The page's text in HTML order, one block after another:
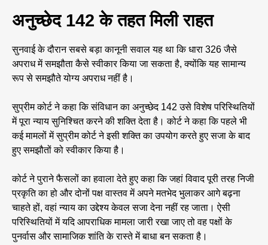
अनुच्छेद 142 के तहत मिली राहत
सुनवाई के दौरान सबसे बड़ा कानूनी सवाल यह था कि धारा 326 जैसे
अपराध में समझौता कैसे स्वीकार किया जा सकता है, क्योंकि यह सामान्य
रूप से समझौते योग्य अपराध नहीं है।
सुप्रीम कोर्ट ने कहा कि संविधान का अनुच्छेद 142 उसे विशेष परिस्थितियों
में पूरा न्याय सुनिश्चित करने की शक्ति देता है। कोर्ट ने कहा कि पहले भी
कई मामलों में सुप्रीम कोर्ट ने इसी शक्ति का उपयोग करते हुए सजा के बाद
हुए समझौतों को स्वीकार किया है।
कोर्ट ने पुराने फैसलों का हवाला देते हुए कहा कि जहां विवाद पूरी तरह निजी
प्रकृति का हो और दोनों पक्ष वास्तव में अपने मतभेद भुलाकर आगे बढ़ना
चाहते हों, वहां न्याय का उद्देश्य केवल सजा देना नहीं रह जाता। ऐसी
परिस्थितियों में यदि आपराधिक मामला जारी रखा जाए तो वह पक्षों के
पुनर्वास और सामाजिक शांति के रास्ते में बाधा बन सकता है।